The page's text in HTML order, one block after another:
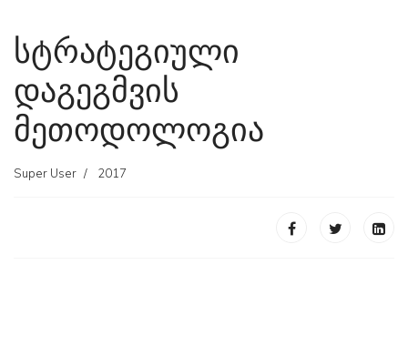
სტრატეგიული
დაგეგმვის
მეთოდოლოგია
Super User 2017